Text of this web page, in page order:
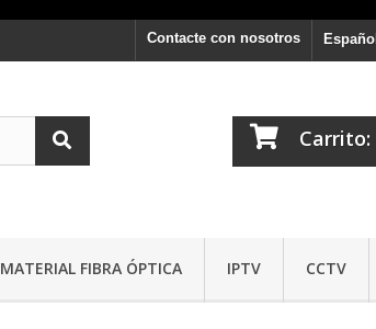
Español
Contacte con nosotros
Carrito:
MATERIAL FIBRA ÓPTICA IPTV CCTV